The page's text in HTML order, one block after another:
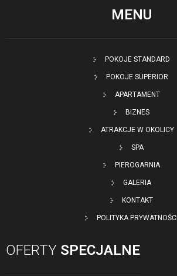
MENU
POKOJE STANDARD
POKOJE SUPERIOR
APARTAMENT
BIZNES
ATRAKCJE W OKOLICY
SPA
PIEROGARNIA
GALERIA
KONTAKT
POLITYKA PRYWATNOŚCI
OFERTY SPECJALNE